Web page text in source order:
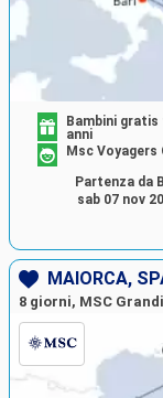
Bambini gratis
anni
Msc Voyagers
Partenza da
sab 07 nov
MAIORCA,
8 giorni, MSC